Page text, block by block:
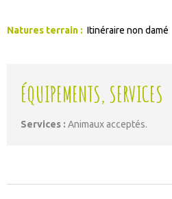
Natures terrain : Itinéraire non damé
ÉQUIPEMENTS, SERVICES
Services : Animaux acceptés